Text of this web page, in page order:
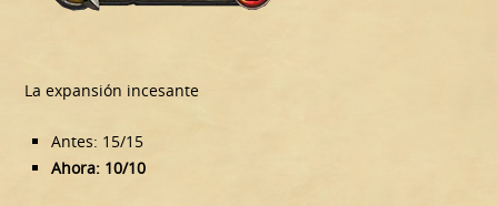
La expansión incesante
Antes: 15/15
Ahora: 10/10